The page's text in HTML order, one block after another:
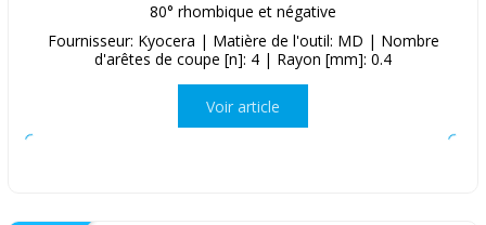
80° rhombique et négative
Fournisseur: Kyocera | Matière de l'outil: MD | Nombre
d'arêtes de coupe [n]: 4 | Rayon [mm]: 0.4
Voir article